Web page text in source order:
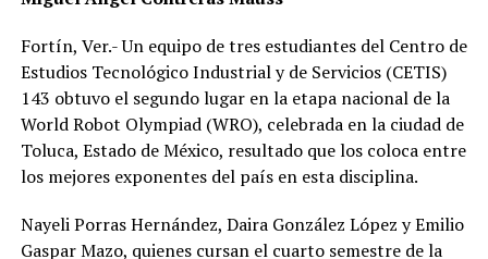
Fortín, Ver.- Un equipo de tres estudiantes del Centro de
Estudios Tecnológico Industrial y de Servicios (CETIS)
143 obtuvo el segundo lugar en la etapa nacional de la
World Robot Olympiad (WRO), celebrada en la ciudad de
Toluca, Estado de México, resultado que los coloca entre
los mejores exponentes del país en esta disciplina.
Nayeli Porras Hernández, Daira González López y Emilio
Gaspar Mazo, quienes cursan el cuarto semestre de la